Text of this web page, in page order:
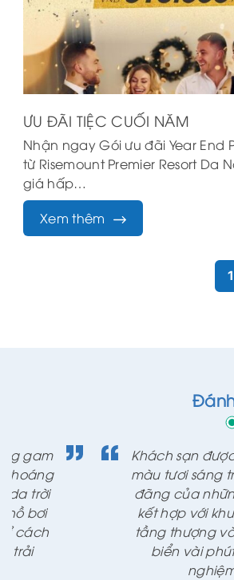
ƯU ĐÃI TIỆC CUỐI NĂM
Nhận ngay Gói ưu đãi Year End
từ Risemount Premier Resort Da
giá hấp…
Xem thêm
1
Đánh giá 5
Khách sạn được thiết kế
màu tươi sáng trong không
đãng của những vòm mái
kết hợp với khuôn viên
tầng thượng và vị trí thuận
biển vài phút, và tôi còn
nghiệm nhiều dịch